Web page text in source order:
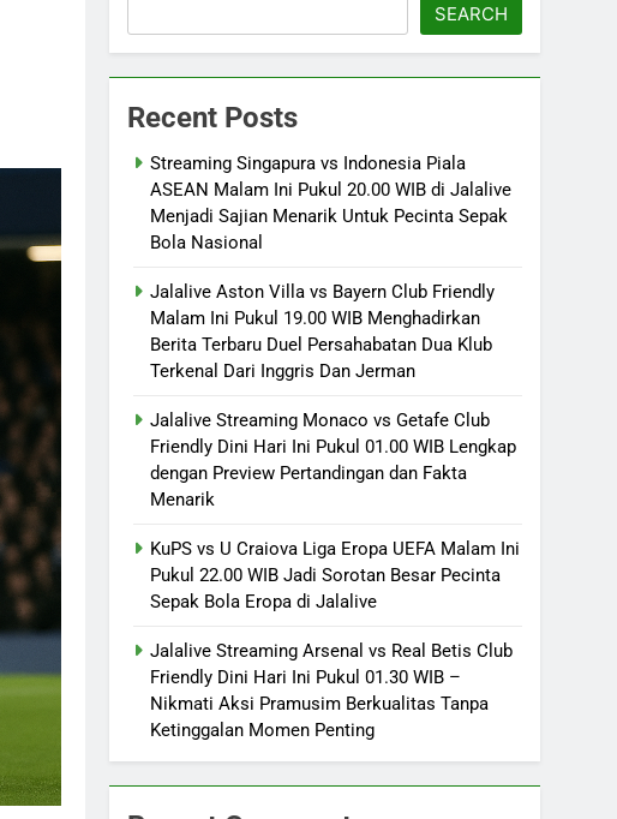
SEARCH
Recent Posts
Streaming Singapura vs Indonesia Piala
ASEAN Malam Ini Pukul 20.00 WIB di Jalalive
Menjadi Sajian Menarik Untuk Pecinta Sepak
Bola Nasional
Jalalive Aston Villa vs Bayern Club Friendly
Malam Ini Pukul 19.00 WIB Menghadirkan
Berita Terbaru Duel Persahabatan Dua Klub
Terkenal Dari Inggris Dan Jerman
Jalalive Streaming Monaco vs Getafe Club
Friendly Dini Hari Ini Pukul 01.00 WIB Lengkap
dengan Preview Pertandingan dan Fakta
Menarik
KuPS vs U Craiova Liga Eropa UEFA Malam Ini
Pukul 22.00 WIB Jadi Sorotan Besar Pecinta
Sepak Bola Eropa di Jalalive
Jalalive Streaming Arsenal vs Real Betis Club
Friendly Dini Hari Ini Pukul 01.30 WIB –
Nikmati Aksi Pramusim Berkualitas Tanpa
Ketinggalan Momen Penting